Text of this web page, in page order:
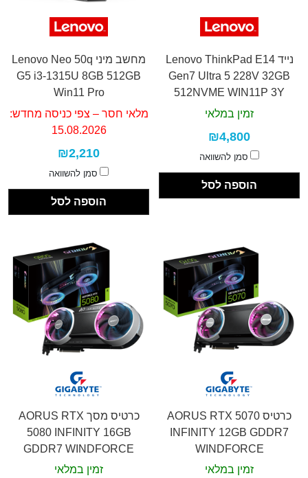
נייד Lenovo ThinkPad E14
Gen7 Ultra 5 228V 32GB
512NVME WIN11P 3Y
זמין במלאי
₪4,800
סמן להשוואה
הוספה לסל
מחשב מיני Lenovo Neo 50q
G5 i3-1315U 8GB 512GB
Win11 Pro
מלאי חסר – צפי כניסה מחדש:
15.08.2026
₪2,210
סמן להשוואה
הוספה לסל
כרטיס AORUS RTX 5070
INFINITY 12GB GDDR7
WINDFORCE
HYPERBURST
זמין במלאי
כרטיס מסך AORUS RTX
5080 INFINITY 16GB
GDDR7 WINDFORCE
HYPERBURST
זמין במלאי